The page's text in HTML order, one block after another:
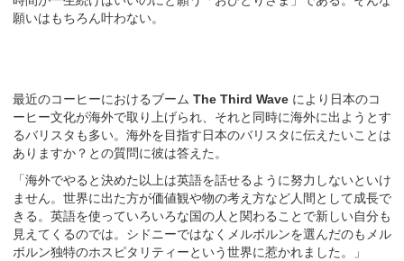
願いはもちろん叶わない。
最近のコーヒーにおけるブーム The Third Wave により日本のコ
ーヒー文化が海外で取り上げられ、それと同時に海外に出ようとす
るバリスタも多い。海外を目指す日本のバリスタに伝えたいことは
ありますか？との質問に彼は答えた。
「海外でやると決めた以上は英語を話せるように努力しないといけ
ません。世界に出た方が価値観や物の考え方など人間として成長で
きる。英語を使っていろいろな国の人と関わることで新しい自分も
見えてくるのでは。シドニーではなくメルボルンを選んだのもメル
ボルン独特のホスピタリティーという世界に惹かれました。」